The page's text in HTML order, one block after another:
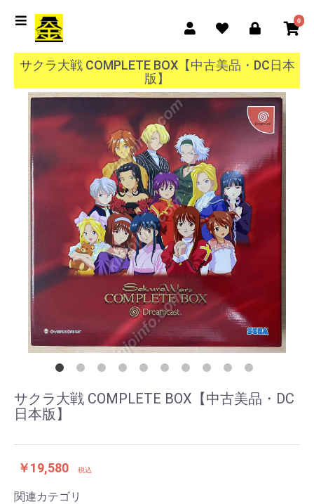
0
サクラ大戦 COMPLETE BOX【中古美品・DC日本
版】
サクラ大戦 COMPLETE BOX【中古美品・DC
日本版】
￥19,580 税込
関連カテゴリ